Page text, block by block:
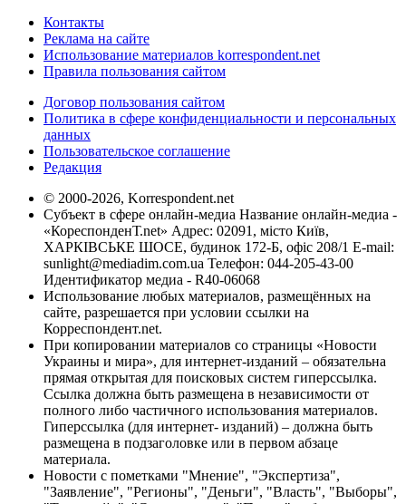
Контакты
Реклама на сайте
Использование материалов korrespondent.net
Правила пользования сайтом
Договор пользования сайтом
Политика в сфере конфиденциальности и персональных
данных
Пользовательское соглашение
Редакция
© 2000-2026, Korrespondent.net
Субъект в сфере онлайн-медиа Название онлайн-медиа -
«КореспонденТ.net» Адрес: 02091, місто Київ,
ХАРКІВСЬКЕ ШОСЕ, будинок 172-Б, офіс 208/1 E-mail:
sunlight@mediadim.com.ua Телефон: 044-205-43-00
Идентификатор медиа - R40-06068
Использование любых материалов, размещённых на
сайте, разрешается при условии ссылки на
Корреспондент.net.
При копировании материалов со страницы «Новости
Украины и мира», для интернет-изданий – обязательна
прямая открытая для поисковых систем гиперссылка.
Ссылка должна быть размещена в независимости от
полного либо частичного использования материалов.
Гиперссылка (для интернет- изданий) – должна быть
размещена в подзаголовке или в первом абзаце
материала.
Новости с пометками "Мнение", "Экспертиза",
"Заявление", "Регионы", "Деньги", "Власть", "Выборы",